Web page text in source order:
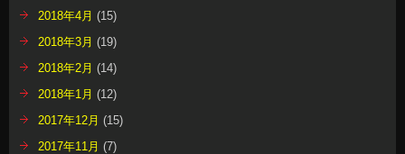
2018年4月 (15)
2018年3月 (19)
2018年2月 (14)
2018年1月 (12)
2017年12月 (15)
2017年11月 (7)